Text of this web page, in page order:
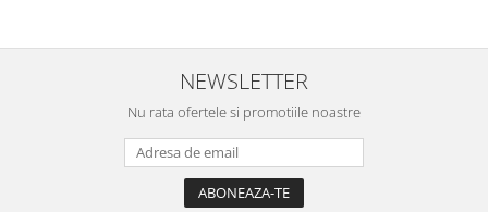
NEWSLETTER
Nu rata ofertele si promotiile noastre